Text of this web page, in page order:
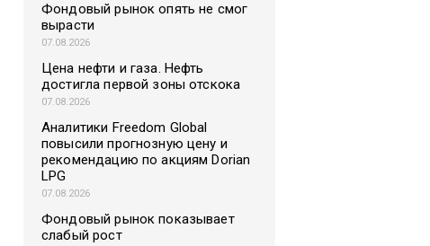
Фондовый рынок опять не смог
вырасти
07.08.2026
Цена нефти и газа. Нефть
достигла первой зоны отскока
07.08.2026
Аналитики Freedom Global
повысили прогнозную цену и
рекомендацию по акциям Dorian
LPG
07.08.2026
Фондовый рынок показывает
слабый рост